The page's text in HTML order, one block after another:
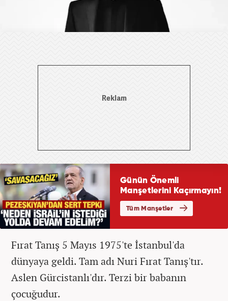
Fırat Tanış 5 Mayıs 1975'te İstanbul'da
dünyaya geldi. Tam adı Nuri Fırat Tanış'tır.
Aslen Gürcistanlı'dır. Terzi bir babanın
çocuğudur.